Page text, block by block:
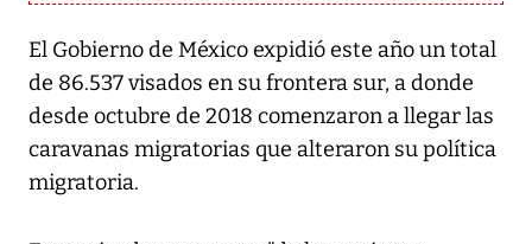
El Gobierno de México expidió este año un total
de 86.537 visados en su frontera sur, a donde
desde octubre de 2018 comenzaron a llegar las
caravanas migratorias que alteraron su política
migratoria.